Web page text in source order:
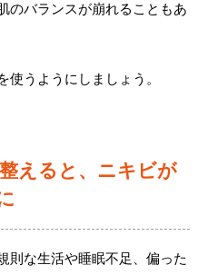
のバランスが崩れることもあ
うようにしましょう。
えると、ニキビが
則な生活や睡眠不足、偏った